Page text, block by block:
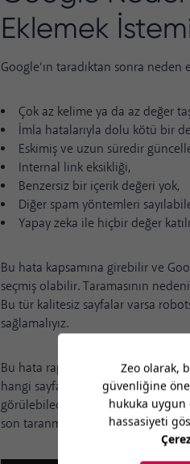
Eklemek
Google’ın taradıktan sonra
Çok az kelime ya da az değer
İmla hatalarıyla dolu kötü bir
Eskimiş ve uzun süredir
Internal link eksikliği,
Benzersiz bir içerik değeri yok,
Diğer spam yöntemleri
Yapay zeka ile hiçbir değer
Bu hata kapsamına girebilir ve
seçmiş olabilir. Taramasının
Bu tür kalitesiz sayfalar varsa
sağlamalıyız.
Bu hata raporu kapsamındaki
hangi sayfa türleri ya da hangi
görülebilecek neler var bunları
son taranma tarihi çok eski